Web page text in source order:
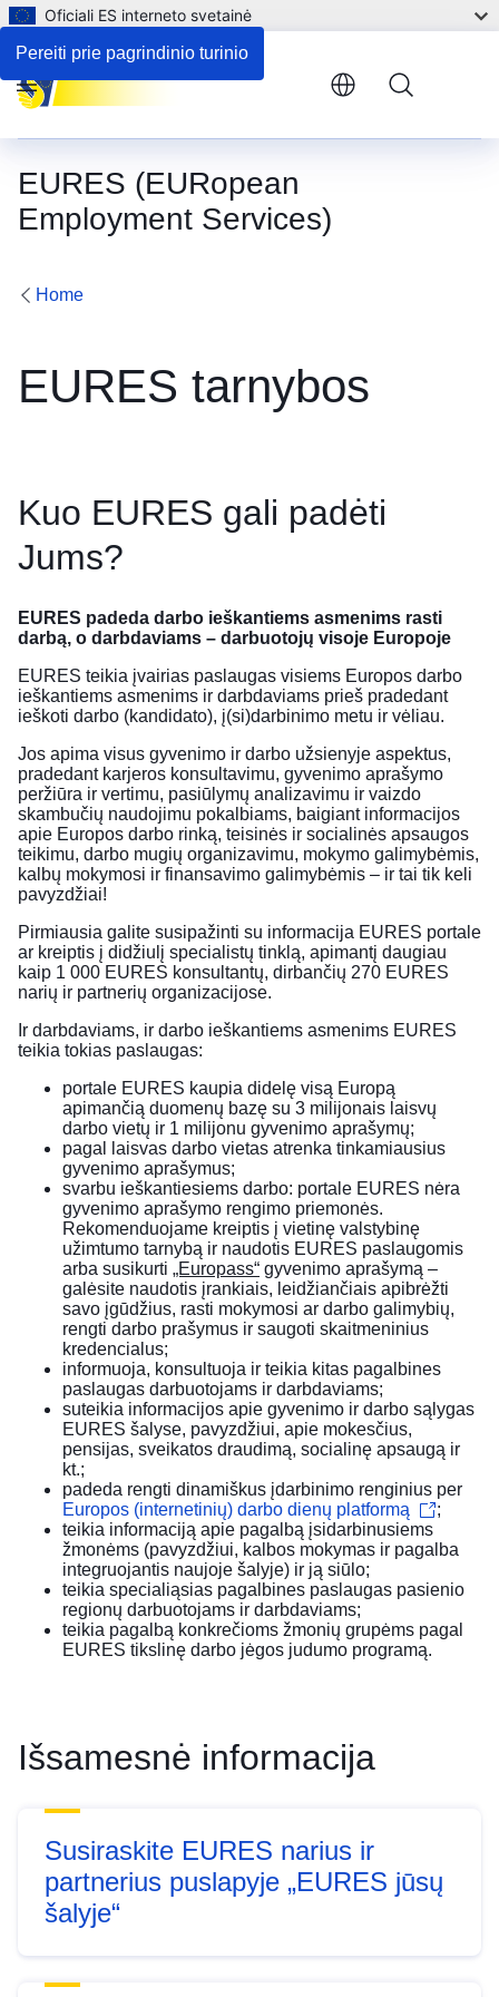
Pereiti prie pagrindinio turinio
Oficiali ES interneto svetainė
EURES (EURopean
Employment Services)
Menu
Home
EURES tarnybos
Kuo EURES gali padėti
Jums?
EURES padeda darbo ieškantiems asmenims rasti
darbą, o darbdaviams – darbuotojų visoje Europoje
EURES teikia įvairias paslaugas visiems Europos darbo
ieškantiems asmenims ir darbdaviams prieš pradedant
ieškoti darbo (kandidato), į(si)darbinimo metu ir vėliau.
Jos apima visus gyvenimo ir darbo užsienyje aspektus,
pradedant karjeros konsultavimu, gyvenimo aprašymo
peržiūra ir vertimu, pasiūlymų analizavimu ir vaizdo
skambučių naudojimu pokalbiams, baigiant informacijos
apie Europos darbo rinką, teisinės ir socialinės apsaugos
teikimu, darbo mugių organizavimu, mokymo galimybėmis,
kalbų mokymosi ir finansavimo galimybėmis – ir tai tik keli
pavyzdžiai!
Pirmiausia galite susipažinti su informacija EURES portale
ar kreiptis į didžiulį specialistų tinklą, apimantį daugiau
kaip 1 000 EURES konsultantų, dirbančių 270 EURES
narių ir partnerių organizacijose.
Ir darbdaviams, ir darbo ieškantiems asmenims EURES
teikia tokias paslaugas:
portale EURES kaupia didelę visą Europą
apimančią duomenų bazę su 3 milijonais laisvų
darbo vietų ir 1 milijonu gyvenimo aprašymų;
pagal laisvas darbo vietas atrenka tinkamiausius
gyvenimo aprašymus;
svarbu ieškantiesiems darbo: portale EURES nėra
gyvenimo aprašymo rengimo priemonės.
Rekomenduojame kreiptis į vietinę valstybinę
užimtumo tarnybą ir naudotis EURES paslaugomis
arba susikurti „Europass“ gyvenimo aprašymą –
galėsite naudotis įrankiais, leidžiančiais apibrėžti
savo įgūdžius, rasti mokymosi ar darbo galimybių,
rengti darbo prašymus ir saugoti skaitmeninius
kredencialus;
informuoja, konsultuoja ir teikia kitas pagalbines
paslaugas darbuotojams ir darbdaviams;
suteikia informacijos apie gyvenimo ir darbo sąlygas
EURES šalyse, pavyzdžiui, apie mokesčius,
pensijas, sveikatos draudimą, socialinę apsaugą ir
kt.;
padeda rengti dinamiškus įdarbinimo renginius per
Europos (internetinių) darbo dienų platformą
;
teikia informaciją apie pagalbą įsidarbinusiems
žmonėms (pavyzdžiui, kalbos mokymas ir pagalba
integruojantis naujoje šalyje) ir ją siūlo;
teikia specialiąsias pagalbines paslaugas pasienio
regionų darbuotojams ir darbdaviams;
teikia pagalbą konkrečioms žmonių grupėms pagal
EURES tikslinę darbo jėgos judumo programą.
Išsamesnė informacija
Susiraskite EURES narius ir
partnerius puslapyje „EURES jūsų
šalyje“